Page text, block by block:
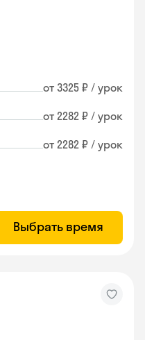
от 3325 ₽ / урок
от 2282 ₽ / урок
от 2282 ₽ / урок
Выбрать время